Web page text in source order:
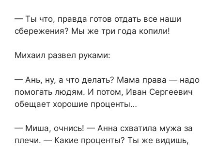
— Ты что, правда готов отдать все наши
сбережения? Мы же три года копили!
Михаил развел руками:
— Ань, ну, а что делать? Мама права — надо
помогать людям. И потом, Иван Сергеевич
обещает хорошие проценты…
— Миша, очнись! — Анна схватила мужа за
плечи. — Какие проценты? Ты же видишь,